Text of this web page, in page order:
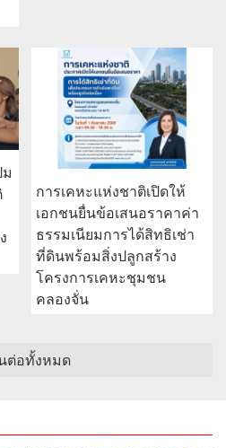
การเคหะแห่งชาติเปิดให้
เอกชนยื่นข้อเสนอราคาค่า
ธรรมเนียมการได้สิทธิเช่า
ที่ดินพร้อมสิ่งปลูกสร้าง
โครงการเคหะชุมชน
คลองจั่น
ต่อทั้งหมด